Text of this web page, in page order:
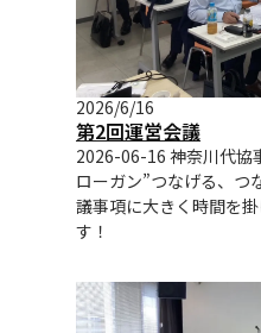
2026/6/16
第2回運営会議
2026-06-16 神奈川代協
ローガン”つなげる、つ
議事項に大きく時間を
す！